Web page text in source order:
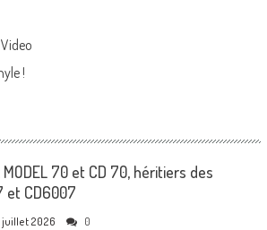
!
70 et CD 70, héritiers des
et CD6007
juillet 2026 0